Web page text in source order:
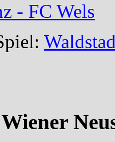
- FC Wels